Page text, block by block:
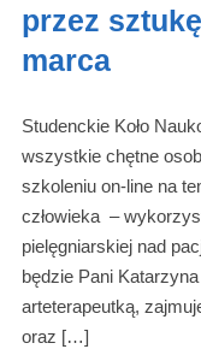
przez
marca
Studenckie Koło
wszystkie chętne
szkoleniu on-line na
człowieka –
pielęgniarskiej nad
będzie Pani
arteterapeutką,
oraz […]